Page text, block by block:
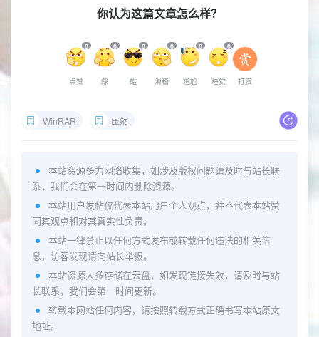
你认为这篇文章怎么样？
0
点赞
0
踩
0
酷
0
滑稽
0
尴尬
0
睡觉 打赏
WinRAR 压缩
本站资源多为网络收集，如涉及版权问题请及时与站长联
系，我们会在第一时间内删除资源。
本站用户发帖仅代表本站用户个人观点，并不代表本站赞
同其观点和对其真实性负责。
本站一律禁止以任何方式发布或转载任何违法的相关信
息，访客发现请向站长举报。
本站资源大多存储在云盘，如发现链接失效，请及时与站
长联系，我们会第一时间更新。
转载本网站任何内容，请按照转载方式正确书写本站原文
地址。